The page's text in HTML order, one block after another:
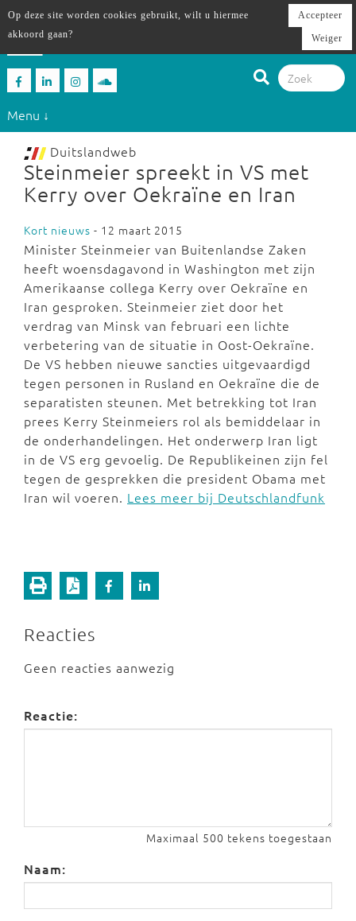
Menu ↓
Duitslandweb
Steinmeier spreekt in VS met
Kerry over Oekraïne en Iran
Kort nieuws - 12 maart 2015
Minister Steinmeier van Buitenlandse Zaken
heeft woensdagavond in Washington met zijn
Amerikaanse collega Kerry over Oekraïne en
Iran gesproken. Steinmeier ziet door het
verdrag van Minsk van februari een lichte
verbetering van de situatie in Oost-Oekraïne.
De VS hebben nieuwe sancties uitgevaardigd
tegen personen in Rusland en Oekraïne die de
separatisten steunen. Met betrekking tot Iran
prees Kerry Steinmeiers rol als bemiddelaar in
de onderhandelingen. Het onderwerp Iran ligt
in de VS erg gevoelig. De Republikeinen zijn fel
tegen de gesprekken die president Obama met
Iran wil voeren. Lees meer bij Deutschlandfunk
Reacties
Geen reacties aanwezig
Reactie:
Maximaal 500 tekens toegestaan
Naam:
Op deze site worden cookies gebruikt, wilt u hiermee
akkoord gaan?
Accepteer
Weiger